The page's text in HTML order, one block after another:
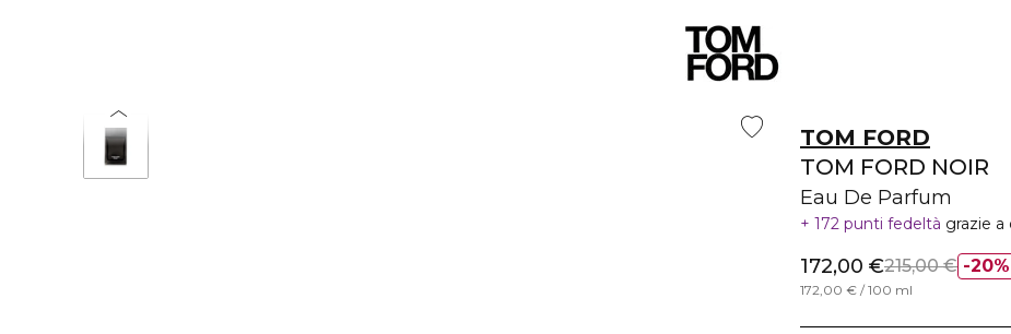
TOM FORD
TOM FORD NOIR
Eau De Parfum
172 punti fedeltà grazie
20%
172,00 €215,00 €
172,00 € / 100 ml